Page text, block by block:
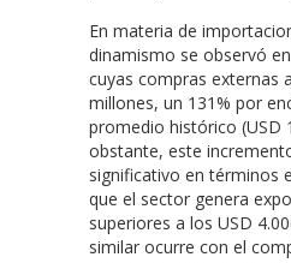
En materia de
dinamismo se observó
cuyas compras externas
millones, un 131% por
promedio histórico (USD
obstante, este
significativo en términos
que el sector genera
superiores a los USD
similar ocurre con el